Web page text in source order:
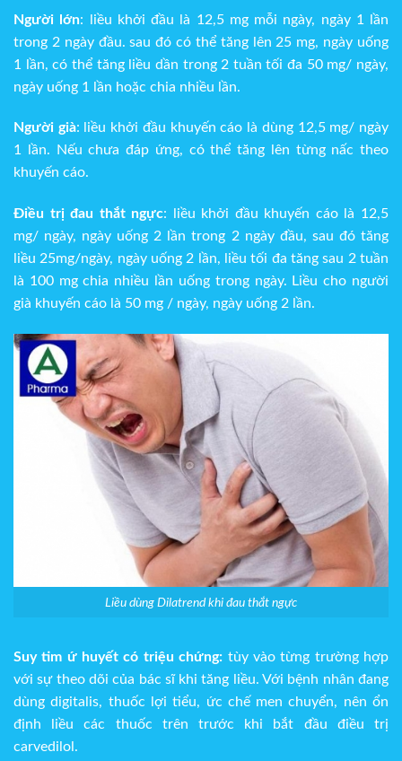
Người lớn: liều khởi đầu là 12,5 mg mỗi ngày, ngày 1 lần
trong 2 ngày đầu. sau đó có thể tăng lên 25 mg, ngày uống
1 lần, có thể tăng liều dần trong 2 tuần tối đa 50 mg/ ngày,
ngày uống 1 lần hoặc chia nhiều lần.
Người già: liều khởi đầu khuyến cáo là dùng 12,5 mg/ ngày
1 lần. Nếu chưa đáp ứng, có thể tăng lên từng nấc theo
khuyến cáo.
Điều trị đau thắt ngực: liều khởi đầu khuyến cáo là 12,5
mg/ ngày, ngày uống 2 lần trong 2 ngày đầu, sau đó tăng
liều 25mg/ngày, ngày uống 2 lần, liều tối đa tăng sau 2 tuần
là 100 mg chia nhiều lần uống trong ngày. Liều cho người
già khuyến cáo là 50 mg / ngày, ngày uống 2 lần.
Liều dùng Dilatrend khi đau thắt ngực
Suy tim ứ huyết có triệu chứng: tùy vào từng trường hợp
với sự theo dõi của bác sĩ khi tăng liều. Với bệnh nhân đang
dùng digitalis, thuốc lợi tiểu, ức chế men chuyển, nên ổn
định liều các thuốc trên trước khi bắt đầu điều trị
carvedilol.